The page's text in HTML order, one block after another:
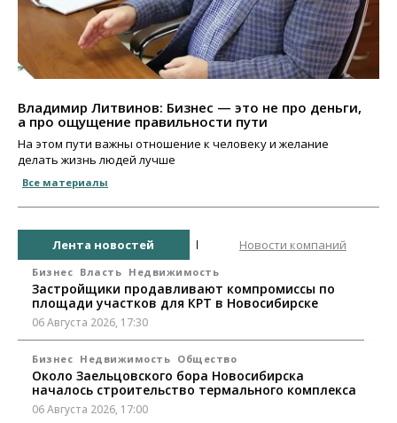
Владимир Литвинов: Бизнес — это не про деньги,
а про ощущение правильности пути
На этом пути важны отношение к человеку и желание
делать жизнь людей лучше
Все материалы
Лента новостей Новости компаний
Бизнес Власть Недвижимость
Застройщики продавливают компромиссы по
площади участков для КРТ в Новосибирске
06 Августа 2026, 17:30
Бизнес Недвижимость Общество
Около Заельцовского бора Новосибирска
началось строительство термального комплекса
06 Августа 2026, 17:00